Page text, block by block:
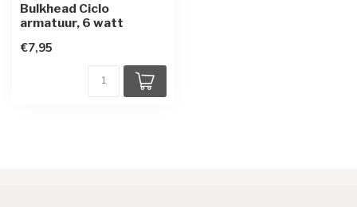
Bulkhead Ciclo
armatuur, 6 watt
€7,95